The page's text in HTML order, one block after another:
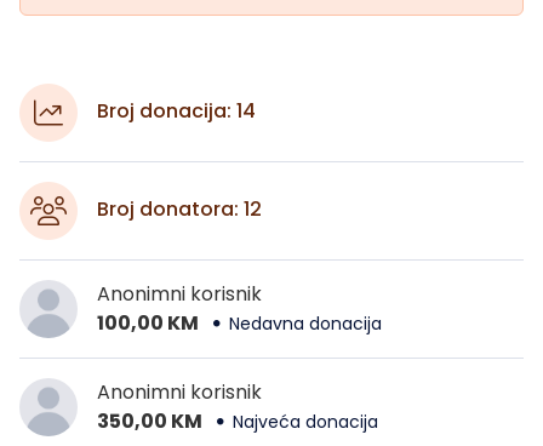
Broj donacija: 14
Broj donatora: 12
Anonimni korisnik
100,00 KM
Nedavna donacija
Anonimni korisnik
350,00 KM
Najveća donacija